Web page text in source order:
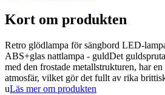
Kort om produkten
Retro glödlampa för sängbord LED-
ABS+glas nattlampa - guldDet
med den frostade metallstrukturen, har
atmosfär, vilket gör det fullt av rika
uLäs mer om produkten